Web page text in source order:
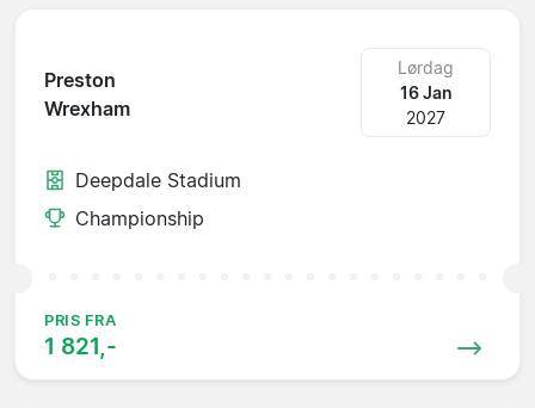
Preston
Wrexham
Lørdag
16 Jan
2027
Deepdale Stadium
Championship
PRIS FRA
1 821,-